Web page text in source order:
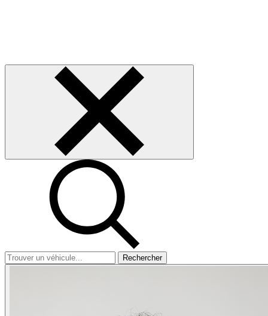
Rechercher